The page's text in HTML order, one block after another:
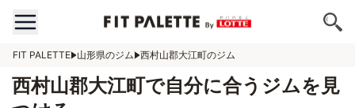
FIT PALETTE 山形県のジム 西村山郡大江町のジム
西村山郡大江町で自分に合うジムを見